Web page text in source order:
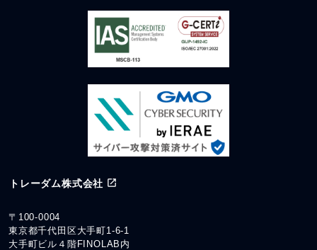
トレーダム株式会社
〒100-0004
東京都千代田区大手町1-6-1
大手町ビル４階FINOLAB内